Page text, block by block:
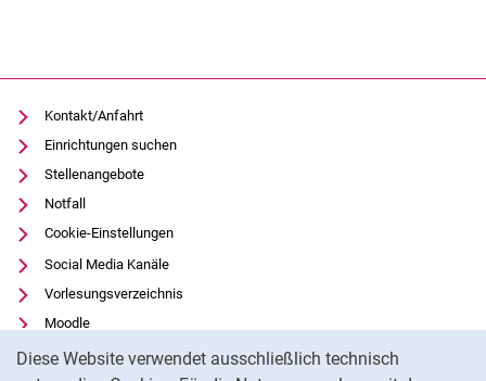
Diese Website verwendet ausschließlich technisch
Kontakt/Anfahrt
Einrichtungen suchen
Stellenangebote
Notfall
Cookie-Einstellungen
Social Media Kanäle
Vorlesungsverzeichnis
Moodle
Panopto